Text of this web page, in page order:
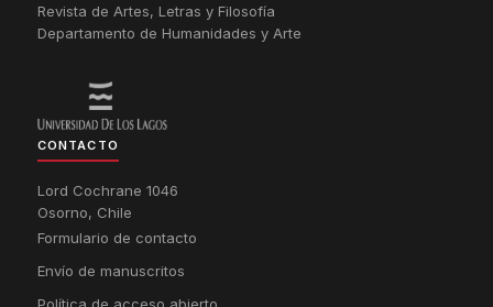
Revista de Artes, Letras y Filosofía
Departamento de Humanidades y Arte
CONTACTO
Lord Cochrane 1046
Osorno, Chile
Formulario de contacto
Envío de manuscritos